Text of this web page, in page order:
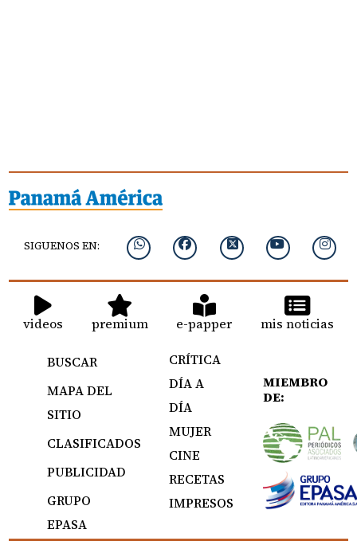
SIGUENOS EN:
videos premium e-papper mis noticias
BUSCAR
MAPA DEL
SITIO
CLASIFICADOS
PUBLICIDAD
GRUPO
EPASA
CRÍTICA
DÍA A
DÍA
MUJER
CINE
RECETAS
IMPRESOS
MIEMBRO
DE: